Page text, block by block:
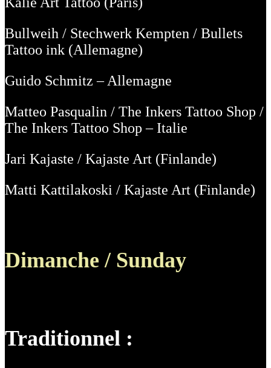
Bullweih / Stechwerk Kempten / Bullets
Tattoo ink (Allemagne)
Guido Schmitz – Allemagne
Matteo Pasqualin / The Inkers Tattoo Shop /
The Inkers Tattoo Shop – Italie
Jari Kajaste / Kajaste Art (Finlande)
Matti Kattilakoski / Kajaste Art (Finlande)
Dimanche / Sunday
Traditionnel :